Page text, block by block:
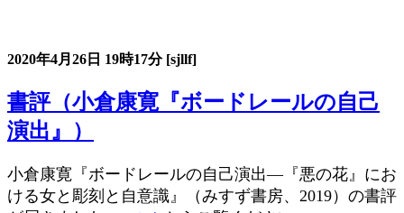
2020年4月26日 19時17分 [sjllf]
書評（小倉康寛『ボードレールの自己
演出』）
小倉康寛『ボードレールの自己演出―『悪の花』にお
ける女と彫刻と自意識』（みすず書房、2019）の書評